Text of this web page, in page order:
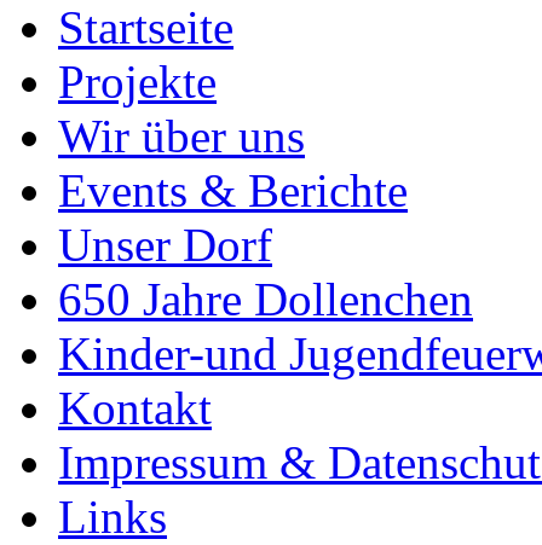
Startseite
Projekte
Wir über uns
Events & Berichte
Unser Dorf
650 Jahre Dollenchen
Kinder-und
Kontakt
Impressum &
Links